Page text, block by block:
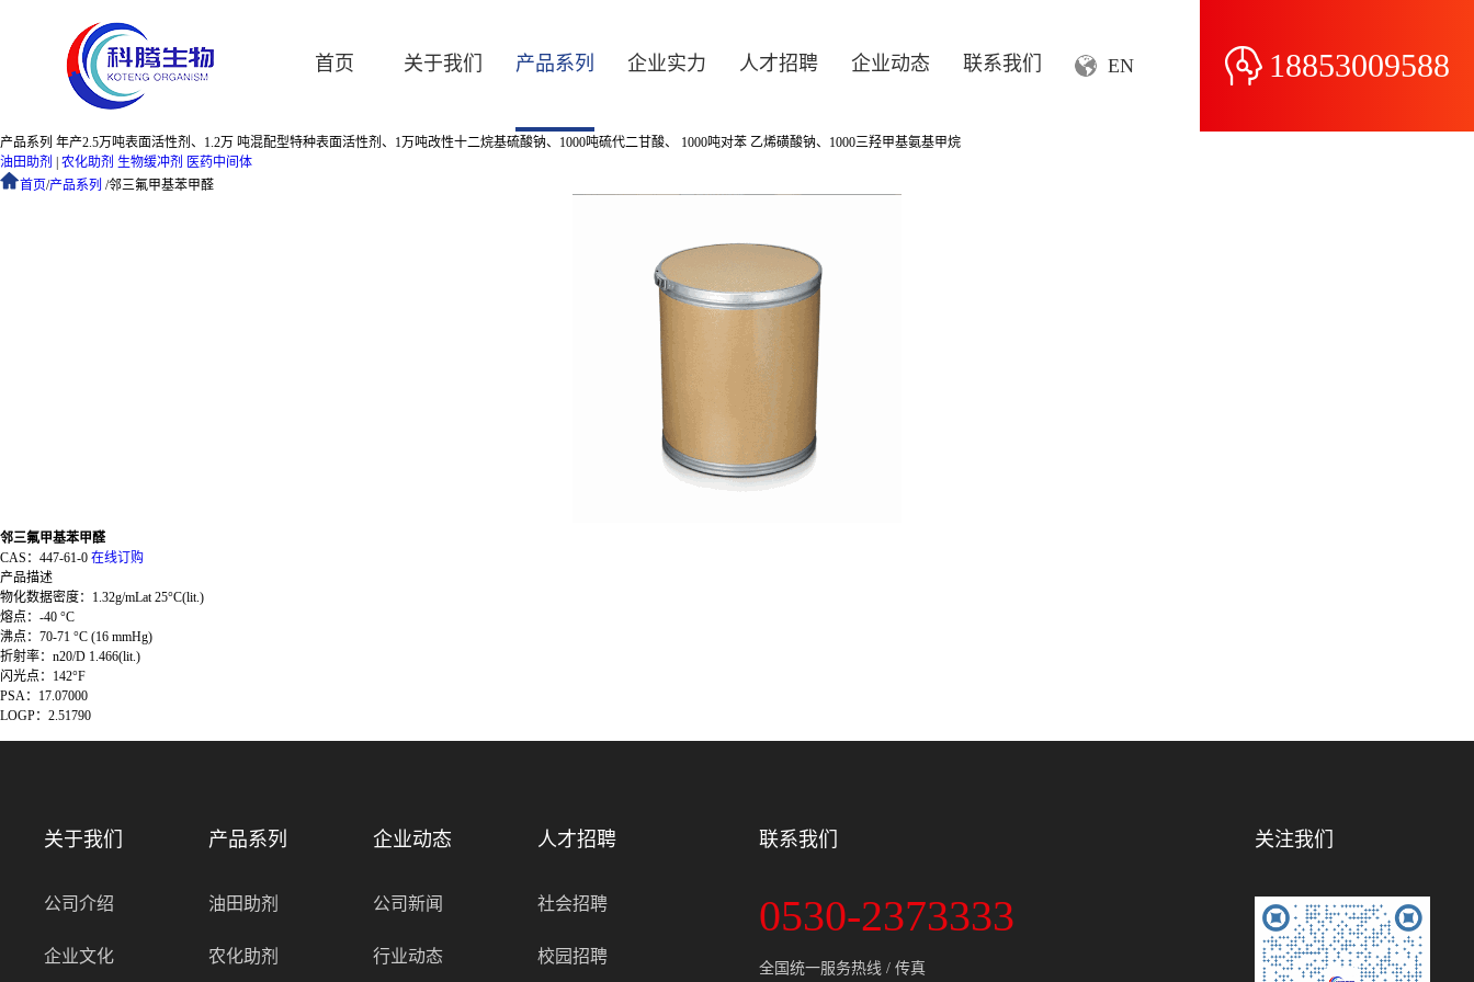
首页 关于我们 产品系列 企业实力 人才招聘 企业动态 联系我们 EN 18853009588
产品系列 年产2.5万吨表面活性剂、1.2万 吨混配型特种表面活性剂、1万吨改性十二烷基硫酸钠、1000吨硫代二甘酸、 1000吨对苯 乙烯磺酸钠、1000三羟甲基氨基甲烷
油田助剂
农化助剂 生物缓冲剂 医药中间体
首页/产品系列 /邻三氟甲基苯甲醛
邻三氟甲基苯甲醛
CAS： 447-61-0 在线订购
产品描述
物化数据密度：1.32g/mLat 25°C(lit.)
熔点：-40 °C
沸点：70-71 °C (16 mmHg)
折射率：n20/D 1.466(lit.)
闪光点：142°F
PSA：17.07000
LOGP：2.51790
关于我们
公司介绍
企业文化
产品系列
油田助剂
农化助剂
企业动态
公司新闻
行业动态
人才招聘
社会招聘
校园招聘
联系我们
0530-2373333
全国统一服务热线 / 传真
关注我们